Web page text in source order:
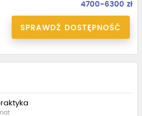
4700-6300 zł
SPRAWDŹ DOSTĘPNOŚĆ